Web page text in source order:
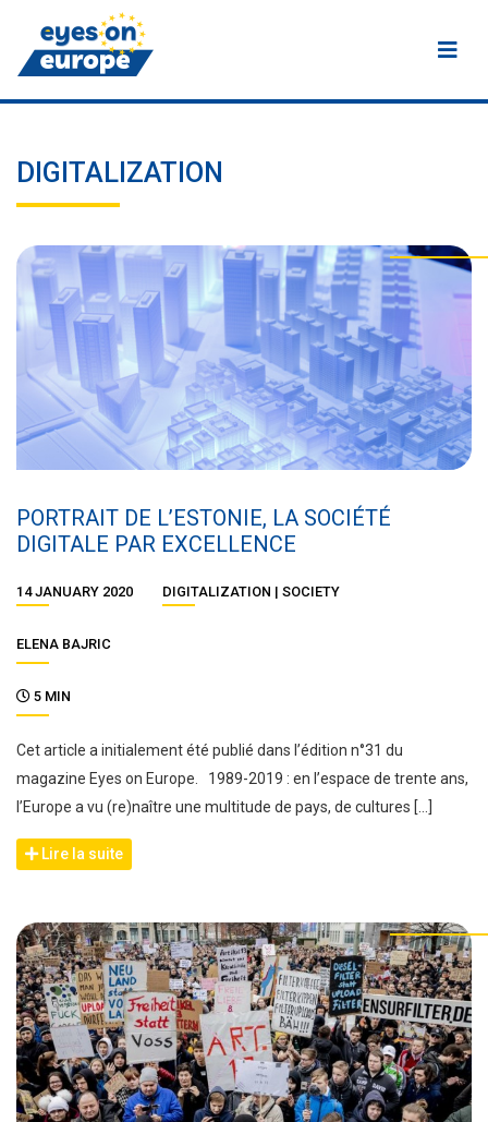
Eyes on Europe
DIGITALIZATION
PORTRAIT DE L’ESTONIE, LA SOCIÉTÉ
DIGITALE PAR EXCELLENCE
14 JANUARY 2020 DIGITALIZATION SOCIETY
ELENA BAJRIC
5 MIN
Cet article a initialement été publié dans l’édition n°31 du
magazine Eyes on Europe. 1989-2019 : en l’espace de trente ans,
l’Europe a vu (re)naître une multitude de pays, de cultures […]
Lire la suite